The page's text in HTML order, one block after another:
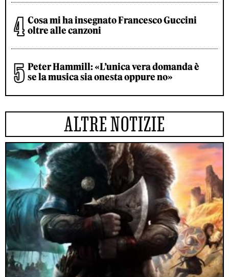
Cosa mi ha insegnato Francesco Guccini
oltre alle canzoni
Peter Hammill: «L’unica vera domanda è
se la musica sia onesta oppure no»
ALTRE NOTIZIE